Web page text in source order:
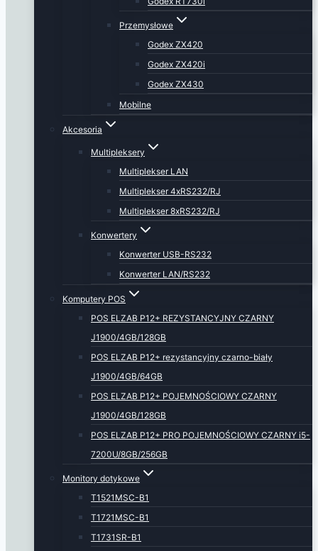
Przemysłowe
Godex ZX420
Godex ZX420i
Godex ZX430
Mobilne
Akcesoria
Multipleksery
Multiplekser LAN
Multiplekser 4xRS232/RJ
Multiplekser 8xRS232/RJ
Konwertery
Konwerter USB-RS232
Konwerter LAN/RS232
Komputery POS
POS ELZAB P12+ REZYSTANCYJNY CZARNY
J1900/4GB/128GB
POS ELZAB P12+ rezystancyjny czarno-biały
J1900/4GB/64GB
POS ELZAB P12+ POJEMNOŚCIOWY CZARNY
J1900/4GB/128GB
POS ELZAB P12+ PRO POJEMNOŚCIOWY CZARNY i5-
7200U/8GB/256GB
Monitory dotykowe
T1521MSC-B1
T1721MSC-B1
T1731SR-B1